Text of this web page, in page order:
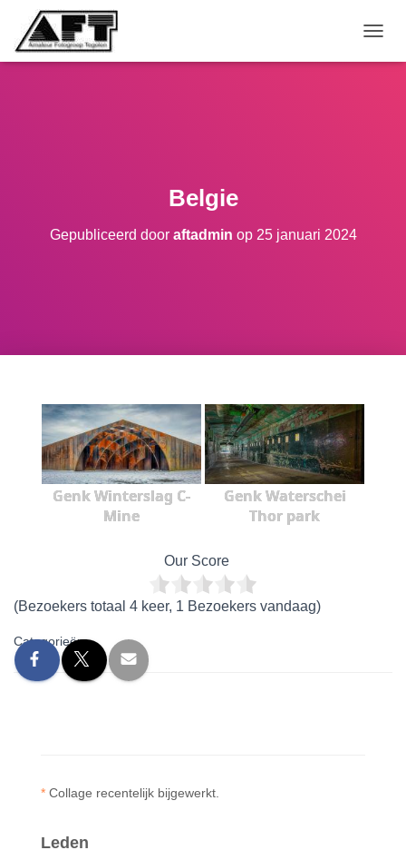
Belgie
Gepubliceerd door aftadmin op 25 januari 2024
Genk Winterslag C-
Mine
Genk Waterschei
Thor park
Our Score
(Bezoekers totaal 4 keer, 1 Bezoekers vandaag)
Categorieën:
* Collage recentelijk bijgewerkt.
Leden